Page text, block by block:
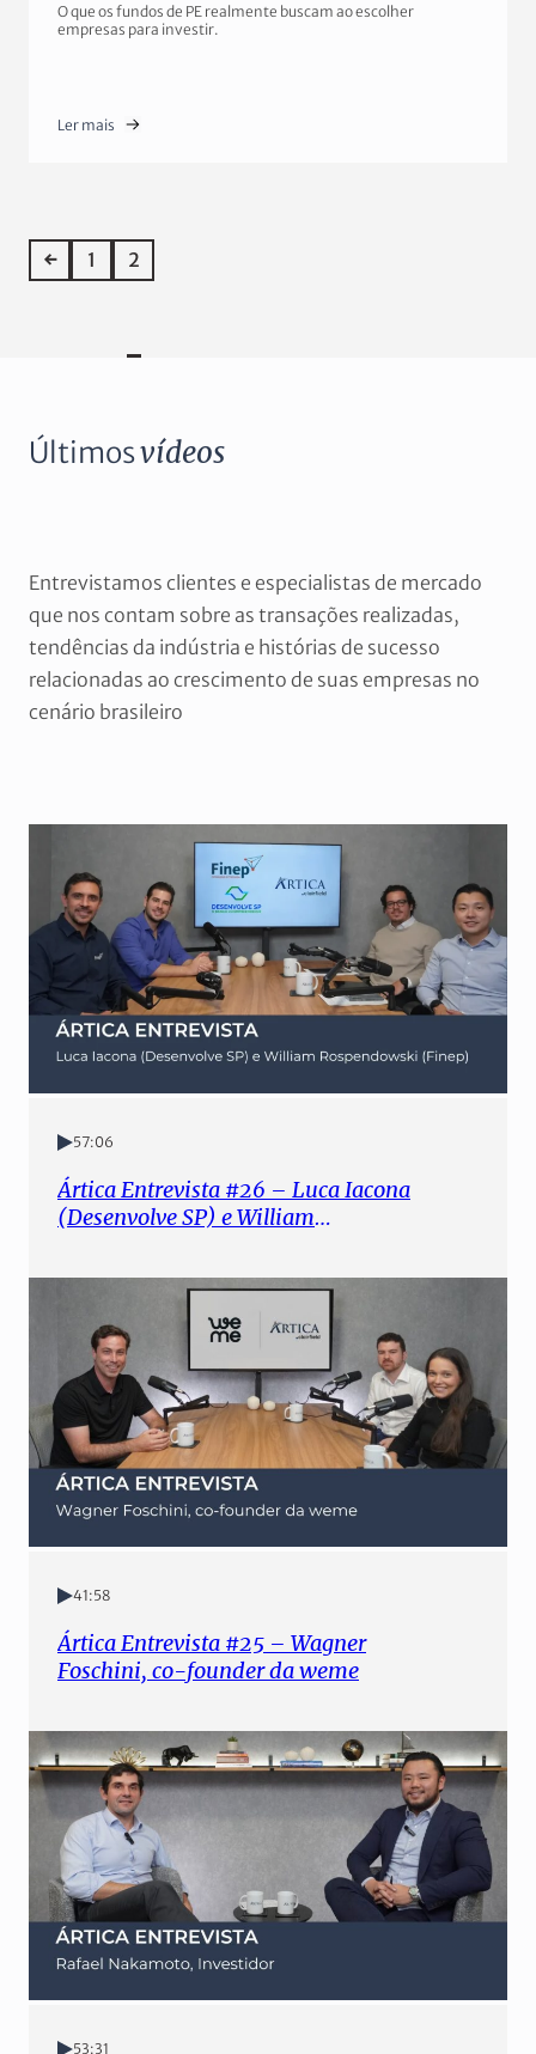
O que os fundos de PE realmente buscam ao escolher
empresas para investir.
Ler mais
← 1 2
Últimosvídeos
Entrevistamos clientes e especialistas de mercado
que nos contam sobre as transações realizadas,
tendências da indústria e histórias de sucesso
relacionadas ao crescimento de suas empresas no
cenário brasileiro
57:06
Ártica Entrevista #26 – Luca Iacona
(Desenvolve SP) e William
41:58
Ártica Entrevista #25 – Wagner
Foschini, co-founder da weme
53:31